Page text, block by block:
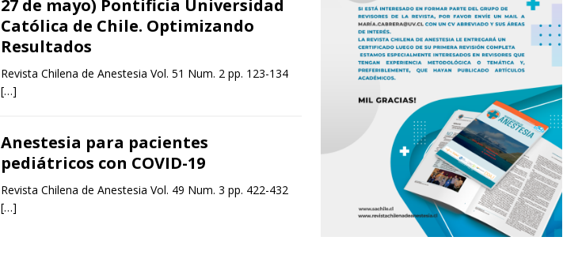
27 de mayo) Pontificia Universidad
Católica de Chile. Optimizando
Resultados
Revista Chilena de Anestesia Vol. 51 Num. 2 pp. 123-134
[…]
Anestesia para pacientes
pediátricos con COVID-19
Revista Chilena de Anestesia Vol. 49 Num. 3 pp. 422-432
[…]